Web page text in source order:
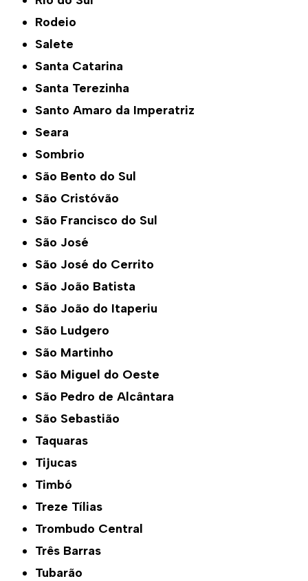
Rodeio
Salete
Santa Catarina
Santa Terezinha
Santo Amaro da Imperatriz
Seara
Sombrio
São Bento do Sul
São Cristóvão
São Francisco do Sul
São José
São José do Cerrito
São João Batista
São João do Itaperiu
São Ludgero
São Martinho
São Miguel do Oeste
São Pedro de Alcântara
São Sebastião
Taquaras
Tijucas
Timbó
Treze Tílias
Trombudo Central
Três Barras
Tubarão